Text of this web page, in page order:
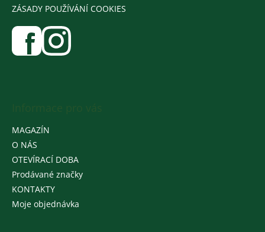
ZÁSADY POUŽÍVÁNÍ COOKIES
MAGAZÍN
O NÁS
OTEVÍRACÍ DOBA
Prodávané značky
KONTAKTY
Moje objednávka